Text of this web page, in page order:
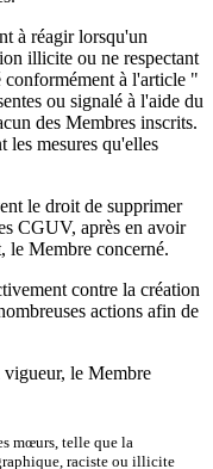
à réagir lorsqu'un
illicite ou ne respectant
conformément à l'article "
ou signalé à l'aide du
des Membres inscrits.
les mesures qu'elles
le droit de supprimer
CGUV, après en avoir
le Membre concerné.
contre la création
actions afin de
vigueur, le Membre
mœurs, telle que la
raciste ou illicite